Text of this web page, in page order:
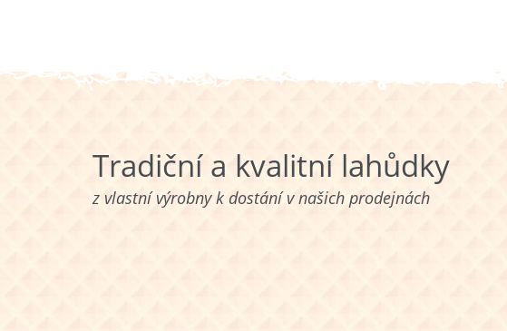
Tradiční a kvalitní lahůdky
z vlastní výrobny k dostání v našich prodejnách